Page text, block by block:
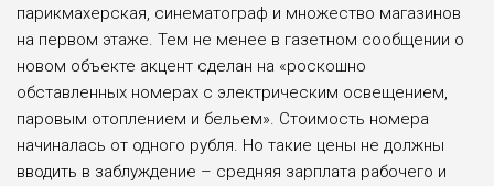
парикмахерская, синематограф и множество магазинов
на первом этаже. Тем не менее в газетном сообщении о
новом объекте акцент сделан на «роскошно
обставленных номерах с электрическим освещением,
паровым отоплением и бельем». Стоимость номера
начиналась от одного рубля. Но такие цены не должны
вводить в заблуждение – средняя зарплата рабочего и